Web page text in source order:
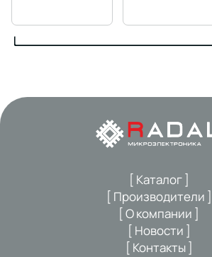
[ Каталог ]
[ Производители ]
[ О компании ]
[ Новости ]
[ Контакты ]